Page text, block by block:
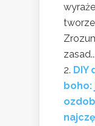
zasad...
DIY
boho: